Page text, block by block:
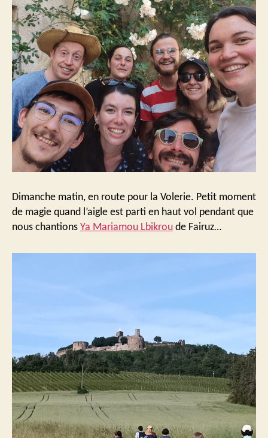
Dimanche matin, en route pour la Volerie. Petit moment
de magie quand l’aigle est parti en haut vol pendant que
nous chantions Ya Mariamou Lbikrou de Fairuz…